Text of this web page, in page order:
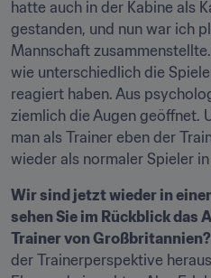
hatte auch in der Kabine als
gestanden, und nun war ich
Mannschaft
wie unterschiedlich die
reagiert haben. Aus
ziemlich die Augen geöffnet.
man als Trainer eben der
wieder als normaler Spieler
Wir sind jetzt wieder in
sehen Sie im Rückblick das
Trainer von Großbritannien?
der Trainerperspektive